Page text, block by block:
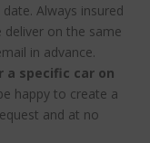
Always insured
deliver on the same
in advance.
a specific car on
happy to create a
and at no